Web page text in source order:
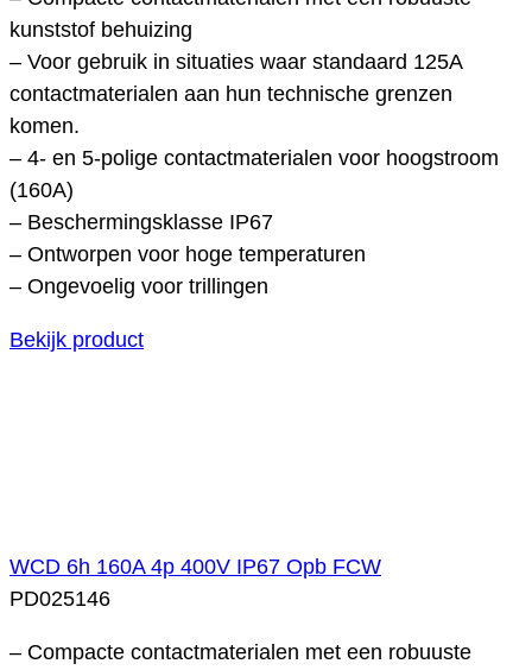
kunststof behuizing
– Voor gebruik in situaties waar standaard 125A
contactmaterialen aan hun technische grenzen
komen.
– 4- en 5-polige contactmaterialen voor hoogstroom
(160A)
– Beschermingsklasse IP67
– Ontworpen voor hoge temperaturen
– Ongevoelig voor trillingen
Bekijk product
WCD 6h 160A 4p 400V IP67 Opb FCW
PD025146
– Compacte contactmaterialen met een robuuste